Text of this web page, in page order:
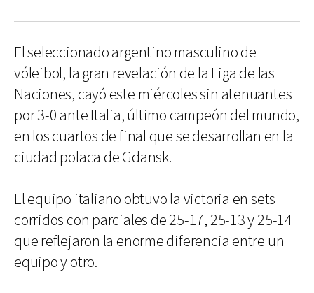
El seleccionado argentino masculino de
vóleibol, la gran revelación de la Liga de las
Naciones, cayó este miércoles sin atenuantes
por 3-0 ante Italia, último campeón del mundo,
en los cuartos de final que se desarrollan en la
ciudad polaca de Gdansk.
El equipo italiano obtuvo la victoria en sets
corridos con parciales de 25-17, 25-13 y 25-14
que reflejaron la enorme diferencia entre un
equipo y otro.